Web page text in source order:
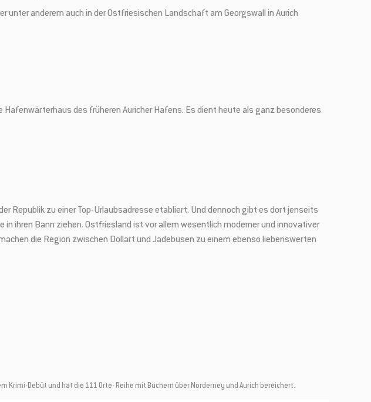
anderem auch in der Ostfriesischen Landschaft am Georgswall in Aurich
des früheren Auricher Hafens. Es dient heute als ganz besonderes
Republik zu einer Top-Urlaubsadresse etabliert. Und dennoch gibt es dort jenseits
ihren Bann ziehen. Ostfriesland ist vor allem wesentlich moderner und innovativer
die Region zwischen Dollart und Jadebusen zu einem ebenso liebenswerten
Debüt und hat die 111 Orte- Reihe mit Büchern über Norderney und Aurich bereichert.